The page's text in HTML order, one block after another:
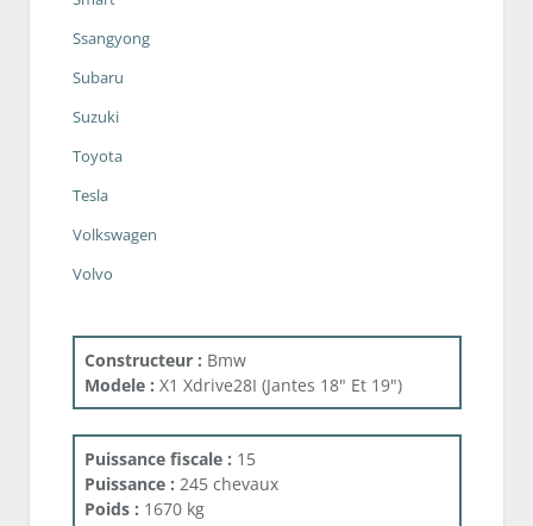
Ssangyong
Subaru
Suzuki
Toyota
Tesla
Volkswagen
Volvo
Constructeur : Bmw
Modele : X1 Xdrive28I (Jantes 18" Et 19")
Puissance fiscale : 15
Puissance : 245 chevaux
Poids : 1670 kg